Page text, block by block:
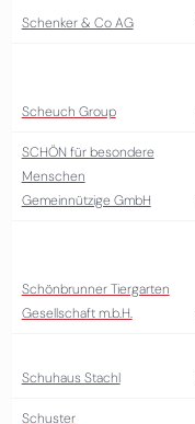
Schenker & Co AG
Scheuch Group
SCHÖN für besondere
Menschen
Gemeinnützige GmbH
Schönbrunner Tiergarten
Gesellschaft m.b.H.
Schuhaus Stachl
Schuster